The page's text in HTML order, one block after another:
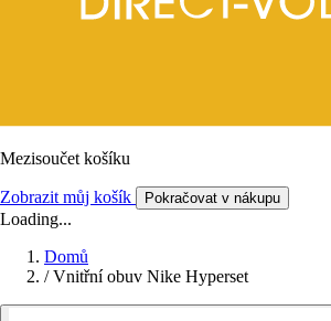
Mezisoučet košíku
Zobrazit můj košík Pokračovat v nákupu
Loading...
Domů
/ Vnitřní obuv Nike Hyperset